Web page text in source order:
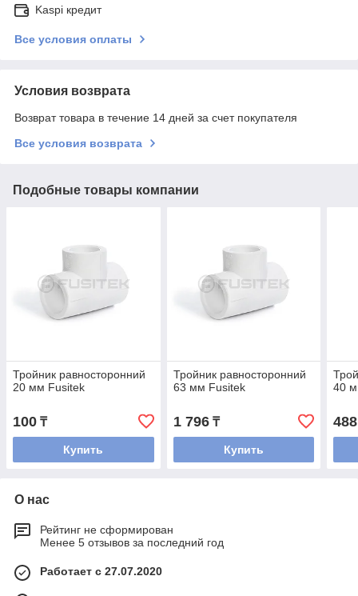
Kaspi кредит
Все условия оплаты
Условия возврата
Возврат товара в течение 14 дней за счет покупателя
Все условия возврата
Подобные товары компании
Тройник равносторонний
20 мм Fusitek
100 ₸
Купить
Тройник равносторонний
63 мм Fusitek
1 796₸
Купить
40
488
О нас
Рейтинг не сформирован
Менее 5 отзывов за последний год
Работает с 27.07.2020